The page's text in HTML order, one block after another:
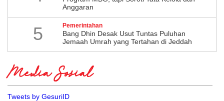
Anggaran
5 Pemerintahan
Bang Dhin Desak Usut Tuntas Puluhan
Jemaah Umrah yang Tertahan di Jeddah
Media Sosial
Tweets by GesuriID